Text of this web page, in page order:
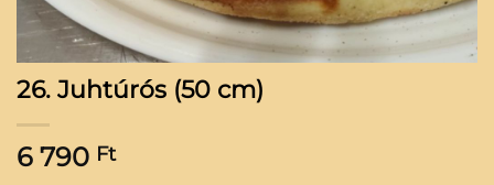
26. Juhtúrós (50 cm)
6 790 Ft